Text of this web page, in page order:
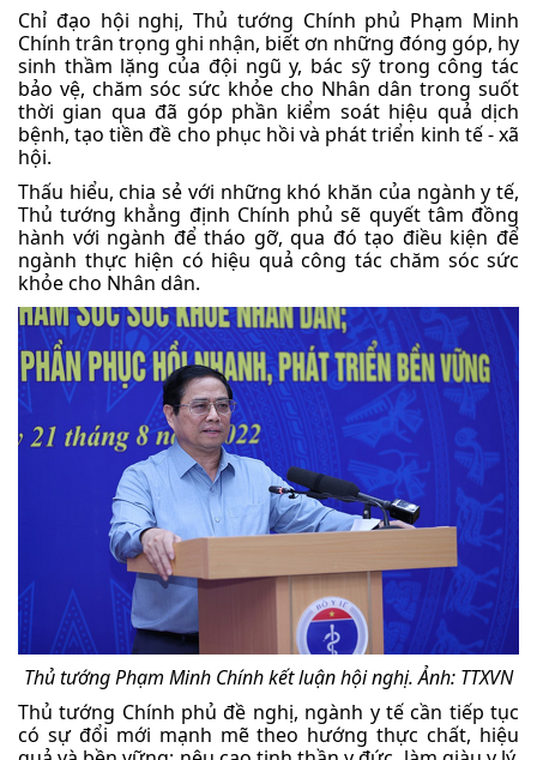
Chỉ đạo hội nghị, Thủ tướng Chính phủ Phạm Minh
Chính trân trọng ghi nhận, biết ơn những đóng góp, hy
sinh thầm lặng của đội ngũ y, bác sỹ trong công tác
bảo vệ, chăm sóc sức khỏe cho Nhân dân trong suốt
thời gian qua đã góp phần kiểm soát hiệu quả dịch
bệnh, tạo tiền đề cho phục hồi và phát triển kinh tế - xã
hội.
Thấu hiểu, chia sẻ với những khó khăn của ngành y tế,
Thủ tướng khẳng định Chính phủ sẽ quyết tâm đồng
hành với ngành để tháo gỡ, qua đó tạo điều kiện để
ngành thực hiện có hiệu quả công tác chăm sóc sức
khỏe cho Nhân dân.
Thủ tướng Phạm Minh Chính kết luận hội nghị. Ảnh: TTXVN
Thủ tướng Chính phủ đề nghị, ngành y tế cần tiếp tục
có sự đổi mới mạnh mẽ theo hướng thực chất, hiệu